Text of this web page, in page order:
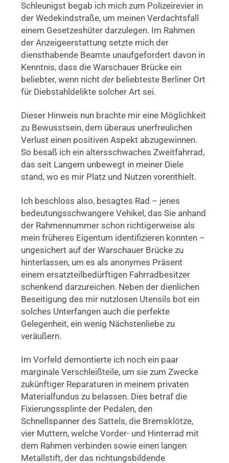
Schleunigst begab ich mich zum Polizeirevier in
der Wedekindstraße, um meinen Verdachtsfall
einem Gesetzeshüter darzulegen. Im Rahmen
der Anzeigeerstattung setzte mich der
diensthabende Beamte unaufgefordert davon in
Kenntnis, dass die Warschauer Brücke ein
beliebter, wenn nichtder beliebteste Berliner Ort
für Diebstahldelikte solcher Art sei.
Dieser Hinweis nun brachte mir eine Möglichkeit
zu Bewusstsein, dem überaus unerfreulichen
Verlust einen positiven Aspekt abzugewinnen.
So besaß ich ein altersschwaches Zweitfahrrad,
das seit Langem unbewegt in meiner Diele
stand, wo es mir Platz und Nutzen vorenthielt.
Ich beschloss also, besagtes Rad – jenes
bedeutungsschwangere Vehikel, das Sie anhand
der Rahmennummer schon richtigerweise als
mein früheres Eigentum identifizieren konnten –
ungesichert auf der Warschauer Brücke zu
hinterlassen, um es als anonymes Präsent
einem ersatzteilbedürftigen Fahrradbesitzer
schenkend darzureichen. Neben der dienlichen
Beseitigung des mir nutzlosen Utensils bot ein
solches Unterfangen auch die perfekte
Gelegenheit, ein wenig Nächstenliebe zu
veräußern.
Im Vorfeld demontierte ich noch ein paar
marginale Verschleißteile, um sie zum Zwecke
zukünftiger Reparaturen in meinem privaten
Materialfundus zu belassen. Dies betraf die
Fixierungssplinte der Pedalen, den
Schnellspanner des Sattels, die Bremsklötze,
vier Muttern, welche Vorder- und Hinterrad mit
dem Rahmen verbinden sowie einen langen
Metallstift, der das richtungsbildende